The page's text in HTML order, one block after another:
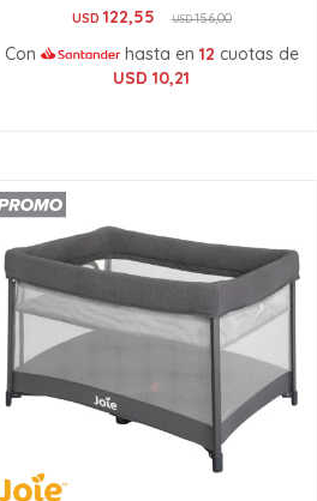
USD 122,55 USD156,00
Con hasta en 12 cuotas de
USD 10,21